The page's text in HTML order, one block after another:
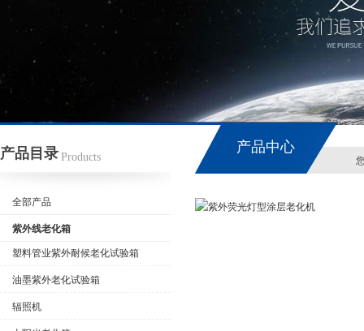
产品目录 Products
全部产品
紫外线老化箱
塑料管业紫外耐候老化试验箱
油墨紫外老化试验箱
辐照机
产品中心